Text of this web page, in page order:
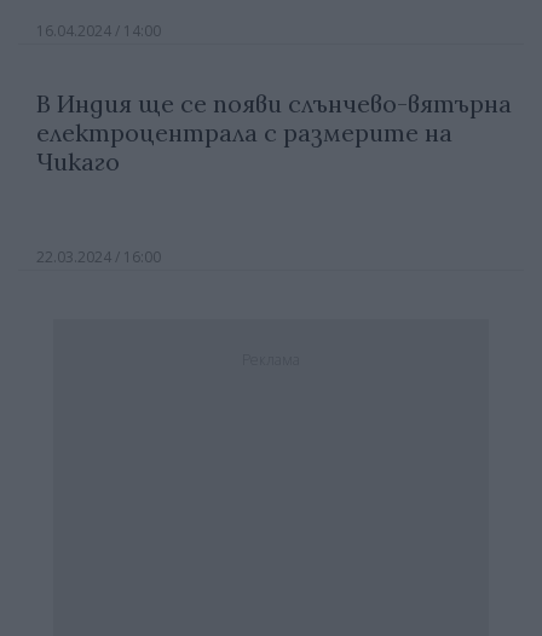
16.04.2024 / 14:00
В Индия ще се появи слънчево-вятърна
електроцентрала с размерите на
Чикаго
22.03.2024 / 16:00